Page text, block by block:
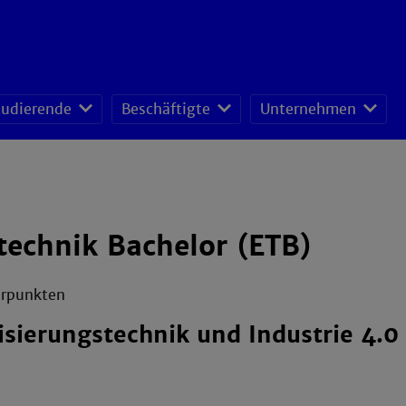
Beschäftigte Unternehmen
Bachelor (ETB)
und Industrie 4.0